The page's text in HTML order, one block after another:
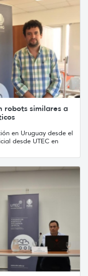
robots similares a
en Uruguay desde el
desde UTEC en